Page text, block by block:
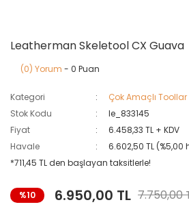
Leatherman Skeletool CX Guava
(0) Yorum - 0 Puan
Kategori
Çok Amaçlı Toollar
Stok Kodu
le_833145
Fiyat
6.458,33 TL + KDV
Havale
6.602,50 TL
*711,45 TL den başlayan taksitlerle!
%10 6.950,00 TL 7.750,00